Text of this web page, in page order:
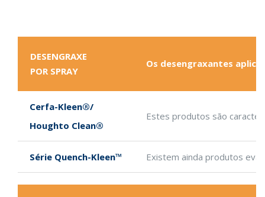
DESENGRAXE
POR SPRAY
Os desengraxantes
Cerfa-Kleen®/
Houghto Clean®
Estes produtos são
Série Quench-Kleen™ Existem ainda produtos